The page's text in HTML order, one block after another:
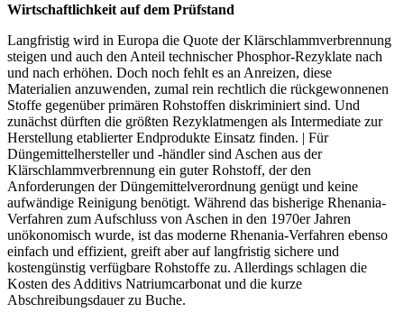
Wirtschaftlichkeit auf dem Prüfstand
Langfristig wird in Europa die Quote der Klärschlammverbrennung
steigen und auch den Anteil technischer Phosphor-Rezyklate nach
und nach erhöhen. Doch noch fehlt es an Anreizen, diese
Materialien anzuwenden, zumal rein rechtlich die rückgewonnenen
Stoffe gegenüber primären Rohstoffen diskriminiert sind. Und
zunächst dürften die größten Rezyklatmengen als Intermediate zur
Herstellung etablierter Endprodukte Einsatz finden. | Für
Düngemittelhersteller und -händler sind Aschen aus der
Klärschlammverbrennung ein guter Rohstoff, der den
Anforderungen der Düngemittelverordnung genügt und keine
aufwändige Reinigung benötigt. Während das bisherige Rhenania-
Verfahren zum Aufschluss von Aschen in den 1970er Jahren
unökonomisch wurde, ist das moderne Rhenania-Verfahren ebenso
einfach und effizient, greift aber auf langfristig sichere und
kostengünstig verfügbare Rohstoffe zu. Allerdings schlagen die
Kosten des Additivs Natriumcarbonat und die kurze
Abschreibungsdauer zu Buche.